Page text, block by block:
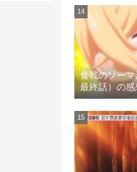
食戟のソー
最終話）の
わった」